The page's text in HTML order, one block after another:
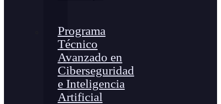
Programa
Técnico
Avanzado en
Ciberseguridad
e Inteligencia
Artificial